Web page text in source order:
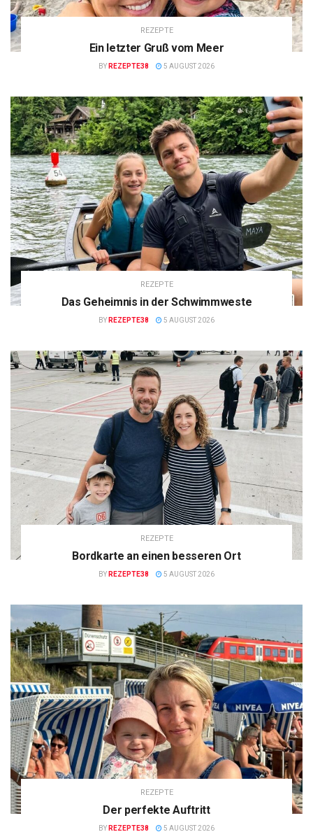
REZEPTE
Ein letzter Gruß vom Meer
BY REZEPTE38 5 AUGUST 2026
REZEPTE
Das Geheimnis in der Schwimmweste
BY REZEPTE38 5 AUGUST 2026
REZEPTE
Bordkarte an einen besseren Ort
BY REZEPTE38 5 AUGUST 2026
REZEPTE
Der perfekte Auftritt
BY REZEPTE38 5 AUGUST 2026